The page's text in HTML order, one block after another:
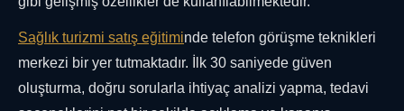
Sağlık turizmi satış eğitiminde telefon görüşme teknikleri
merkezi bir yer tutmaktadır. İlk 30 saniyede güven
oluşturma, doğru sorularla ihtiyaç analizi yapma, tedavi